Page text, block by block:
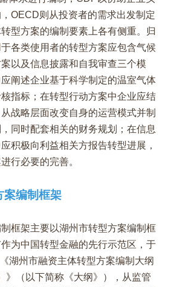
OECD则从投资者的需求出发制定
型方案的编制要素上各有侧重。归
各类使用者的转型方案应包含气候
以及信息披露和自我审查三个模
阐述企业基于科学制定的温室气体
指标；在转型行动方案中企业应结
战略层面改变自身的运营模式并制
同时配套相关的财务规划；在信息
积极向利益相关方报告转型进展，
行必要的完善。
案编制框架
框架主要以湖州市转型方案编制框
为中国转型金融的先行示范区，于
湖州市融资主体转型方案编制大纲
》（以下简称《大纲》），从监管